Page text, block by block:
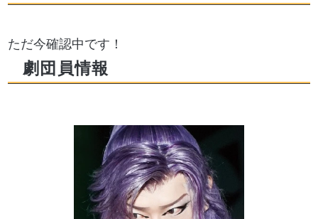
ただ今確認中です！
劇団員情報